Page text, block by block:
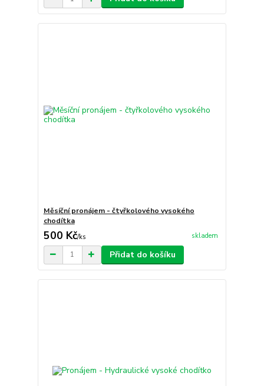
Měsíční pronájem - čtyřkolového vysokého
chodítka
500 Kč/ks skladem
Přidat do košíku